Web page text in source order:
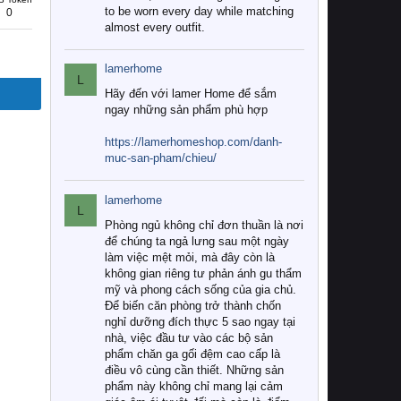
0
to be worn every day while matching
almost every outfit.
L
lamerhome
Hãy đến với lamer Home để sắm
ngay những sản phẩm phù hợp
https://lamerhomeshop.com/danh-
muc-san-pham/chieu/
L
lamerhome
Phòng ngủ không chỉ đơn thuần là nơi
để chúng ta ngả lưng sau một ngày
làm việc mệt mỏi, mà đây còn là
không gian riêng tư phản ánh gu thẩm
mỹ và phong cách sống của gia chủ.
Để biến căn phòng trở thành chốn
nghỉ dưỡng đích thực 5 sao ngay tại
nhà, việc đầu tư vào các bộ sản
phẩm chăn ga gối đệm cao cấp là
điều vô cùng cần thiết. Những sản
phẩm này không chỉ mang lại cảm